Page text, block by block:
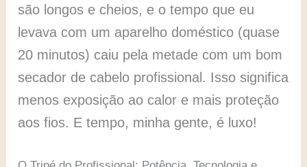
são longos e cheios, e o tempo que eu
levava com um aparelho doméstico (quase
20 minutos) caiu pela metade com um bom
secador de cabelo profissional. Isso significa
menos exposição ao calor e mais proteção
aos fios. E tempo, minha gente, é luxo!